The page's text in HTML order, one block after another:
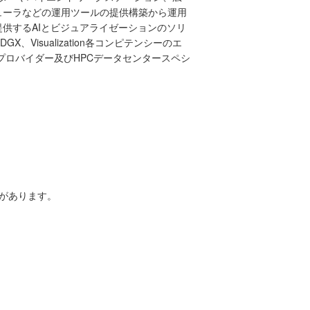
ラなどの運用ツールの提供構築から運用
するAIとビジュアライゼーションのソリ
、Visualization各コンピテンシーのエ
バイダー及びHPCデータセンタースペシ
ります。